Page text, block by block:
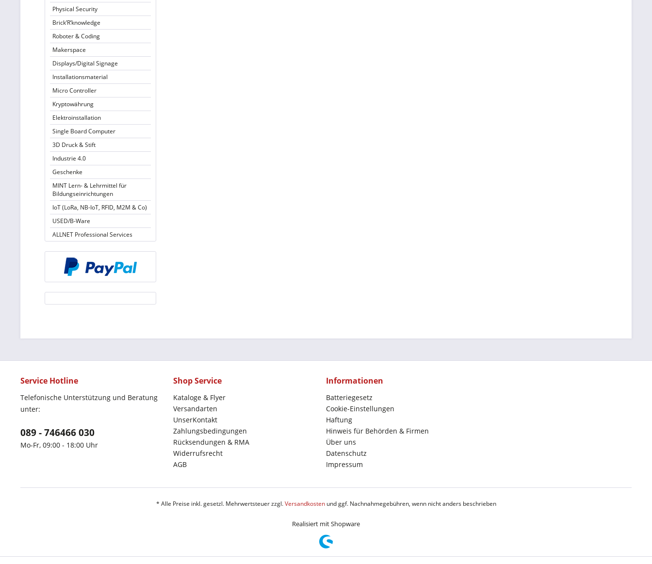
Physical Security
Brick’R’knowledge
Roboter & Coding
Makerspace
Displays/Digital Signage
Installationsmaterial
Micro Controller
Kryptowährung
Elektroinstallation
Single Board Computer
3D Druck & Stift
Industrie 4.0
Geschenke
MINT Lern- & Lehrmittel für
Bildungseinrichtungen
IoT (LoRa, NB-IoT, RFID, M2M & Co)
USED/B-Ware
ALLNET Professional Services
Service Hotline
Telefonische Unterstützung und Beratung
unter:
089 - 746466 030
Mo-Fr, 09:00 - 18:00 Uhr
Shop Service
Kataloge & Flyer
Versandarten
UnserKontakt
Zahlungsbedingungen
Rücksendungen & RMA
Widerrufsrecht
AGB
Informationen
Batteriegesetz
Cookie-Einstellungen
Haftung
Hinweis für Behörden & Firmen
Über uns
Datenschutz
Impressum
* Alle Preise inkl. gesetzl. Mehrwertsteuer zzgl.Versandkostenund ggf. Nachnahmegebühren, wenn nicht anders beschrieben
Realisiert mit Shopware